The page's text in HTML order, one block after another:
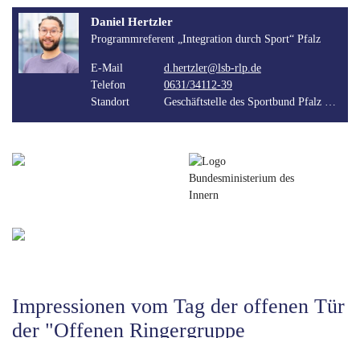
Daniel Hertzler
Programmreferent „Integration durch Sport“ Pfalz
E-Mail
d.hertzler@lsb-rlp.de
Telefon
0631/34112-39
Standort
Geschäftstelle des Sportbund Pfalz (Kaiserslautern)
Impressionen vom Tag der offenen Tür
der "Offenen Ringergruppe